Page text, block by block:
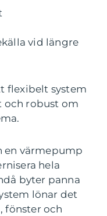
vid längre
flexibelt system
och robust om
en värmepump
hela
byter panna
lönar det
fönster och